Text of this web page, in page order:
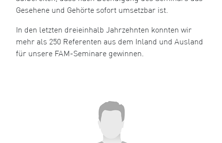
Gesehene und Gehörte sofort umsetzbar ist.
In den letzten dreieinhalb Jahrzehnten konnten wir
mehr als 250 Referenten aus dem Inland und Ausland
für unsere FAM-Seminare gewinnen.